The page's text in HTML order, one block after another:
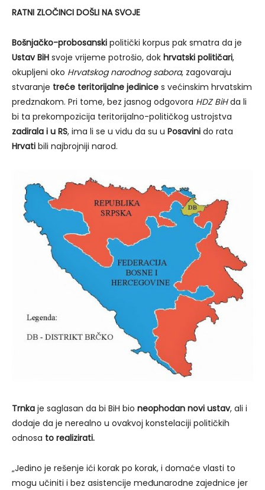
RATNI ZLOČINCI DOŠLI NA SVOJE
Bošnjačko-probosanski politički korpus pak smatra da je
Ustav BiH svoje vrijeme potrošio, dok hrvatski političari,
okupljeni oko Hrvatskog narodnog sabora, zagovaraju
stvaranje treće teritorijalne jedinice s većinskim hrvatskim
predznakom. Pri tome, bez jasnog odgovora HDZ BiHda li
bi ta prekompozicija teritorijalno-političkog ustrojstva
zadirala i u RS, ima li se u vidu da su u Posavini do rata
Hrvati bili najbrojniji narod.
Trnka je saglasan da bi BiH bio neophodan novi ustav, ali i
dodaje da je nerealno u ovakvoj konstelaciji političkih
odnosa to realizirati.
„Jedino je rešenje ići korak po korak, i domaće vlasti to
mogu učiniti i bez asistencije međunarodne zajednice jer